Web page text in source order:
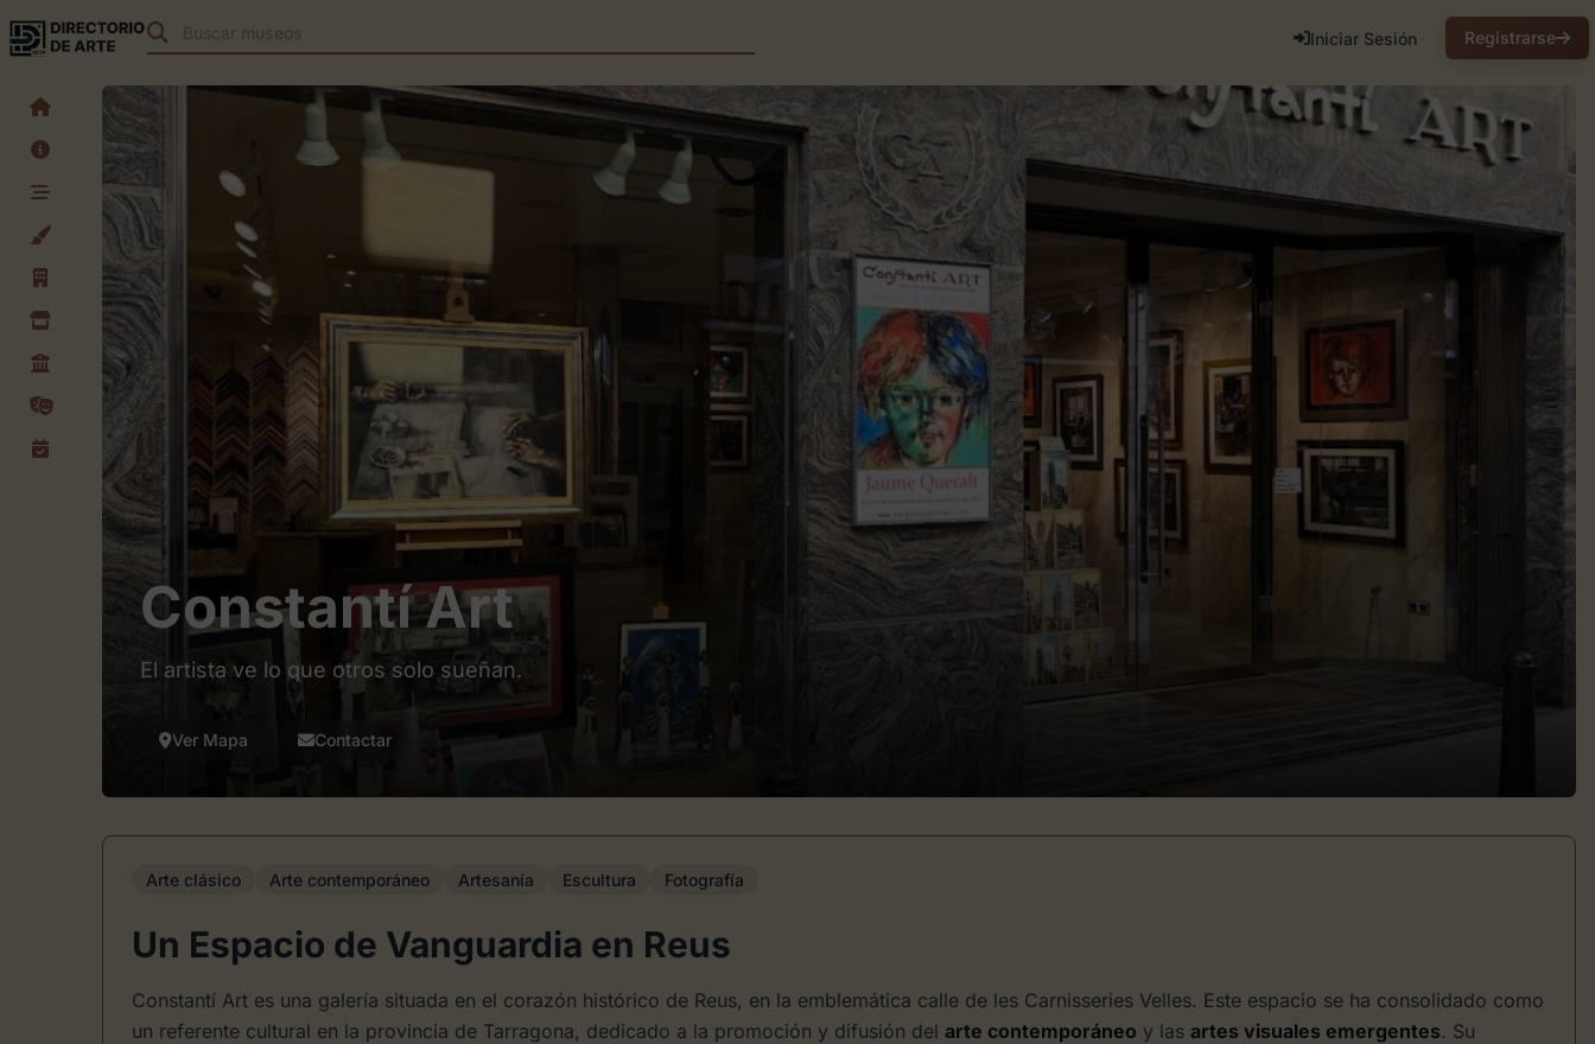
Buscar teatros Iniciar Sesión Registrarse
Constantí Art
El artista ve lo que otros solo sueñan.
Ver Mapa Contactar
Arte clásico Arte contemporáneo Artesanía Escultura Fotografía
Un Espacio de Vanguardia en Reus
Constantí Art es una galería situada en el corazón histórico de Reus, en la emblemática calle de les Carnisseries Velles. Este espacio se ha consolidado como
un referente cultural en la provincia de Tarragona, dedicado a la promoción y difusión del arte contemporáneo y las artes visuales emergentes. Su